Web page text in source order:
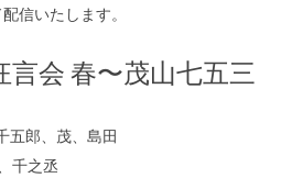
信いたします。
会 春〜茂山七五三
五郎、茂、島田
千之丞